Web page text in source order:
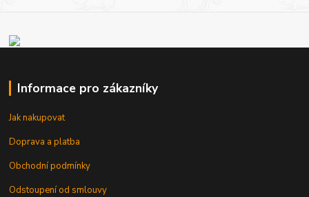
Informace pro zákazníky
Jak nakupovat
Doprava a platba
Obchodní podmínky
Odstoupení od smlouvy